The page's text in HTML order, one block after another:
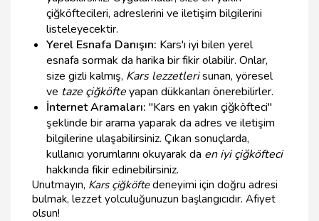
çiğköftecileri, adreslerini ve iletişim bilgilerini
listeleyecektir.
Yerel Esnafa Danışın: Kars'ı iyi bilen yerel
esnafa sormak da harika bir fikir olabilir. Onlar,
size gizli kalmış, Kars lezzetlerisunan, yöresel
ve taze çiğköfteyapan dükkanları önerebilirler.
İnternet Aramaları: "Kars en yakın çiğköfteci"
şeklinde bir arama yaparak da adres ve iletişim
bilgilerine ulaşabilirsiniz. Çıkan sonuçlarda,
kullanıcı yorumlarını okuyarak da en iyi çiğköfteci
hakkında fikir edinebilirsiniz.
Unutmayın, Kars çiğköftedeneyimi için doğru adresi
bulmak, lezzet yolculuğunuzun başlangıcıdır. Afiyet
olsun!